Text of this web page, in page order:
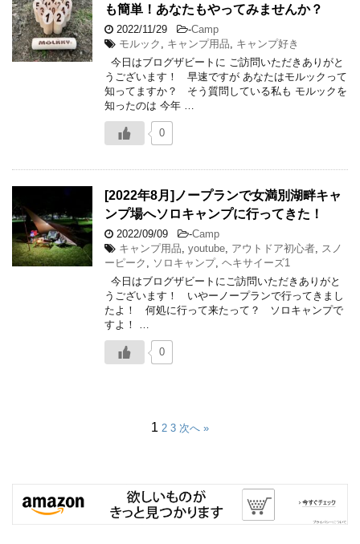
も簡単！あなたもやってみませんか？
2022/11/29 -Camp
モルック
キャンプ用品
キャンプ好き
今日はブログザビートに ご訪問いただきありがと
うございます！ 早速ですが あなたはモルックって
知ってますか？ そう質問している私も モルックを
知ったのは 今年 …
0
[2022年8月]ノープランで女満別湖畔キャ
ンプ場へソロキャンプに行ってきた！
2022/09/09 -Camp
キャンプ用品 youtube アウトドア初心者
スノ
ーピーク
ソロキャンプ, ヘキサイーズ1
今日はブログザビートにご訪問いただきありがと
うございます！ いやーノープランで行ってきまし
たよ！ 何処に行って来たって？ ソロキャンプで
すよ！ …
0
1 2 3 次へ »